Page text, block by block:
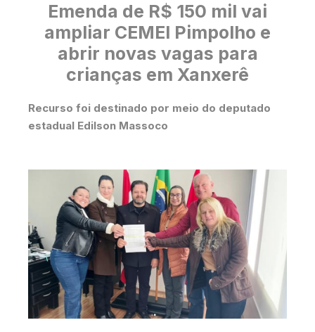
Emenda de R$ 150 mil vai
ampliar CEMEI Pimpolho e
abrir novas vagas para
crianças em Xanxerê
Recurso foi destinado por meio do deputado
estadual Edilson Massoco